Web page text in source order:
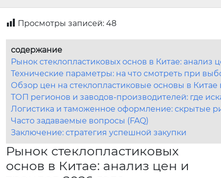
Просмотры записей: 48
содержание
Рынок стеклопластиковых основ в Китае: анализ
Технические параметры: на что смотреть при
Обзор цен на стеклопластиковые основы в Китае
ТОП регионов и заводов-производителей: где
Логистика и таможенное оформление: скрытые
Часто задаваемые вопросы (FAQ)
Заключение: стратегия успешной закупки
Рынок стеклопластиковых
основ в Китае: анализ цен и